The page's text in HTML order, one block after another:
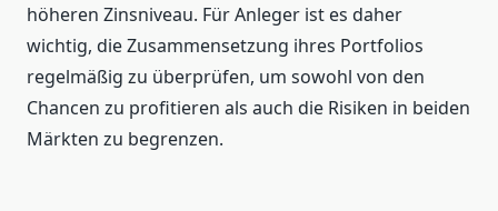
höheren Zinsniveau. Für Anleger ist es daher
wichtig, die Zusammensetzung ihres Portfolios
regelmäßig zu überprüfen, um sowohl von den
Chancen zu profitieren als auch die Risiken in beiden
Märkten zu begrenzen.